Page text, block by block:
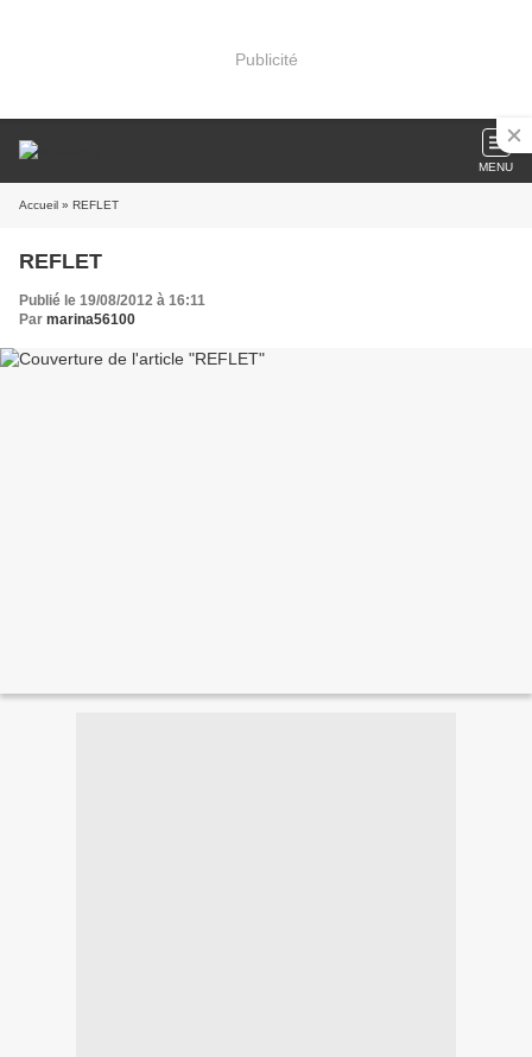
Publicité
MENU
Accueil » REFLET
REFLET
Publié le 19/08/2012 à 16:11
Par marina56100